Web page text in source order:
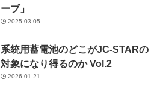
ーブ」
2025-03-05
系統用蓄電池のどこがJC-STARの
対象になり得るのか Vol.2
2026-01-21